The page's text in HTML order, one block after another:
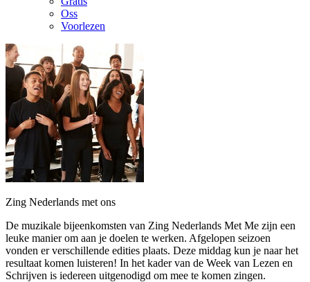
Oss
Voorlezen
Zing Nederlands met ons
De muzikale bijeenkomsten van Zing Nederlands Met Me zijn een
leuke manier om aan je doelen te werken. Afgelopen seizoen
vonden er verschillende edities plaats. Deze middag kun je naar het
resultaat komen luisteren! In het kader van de Week van Lezen en
Schrijven is iedereen uitgenodigd om mee te komen zingen.